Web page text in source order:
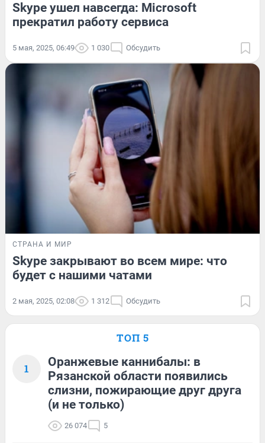
Skype ушел навсегда: Microsoft
прекратил работу сервиса
5 мая, 2025, 06:49 1 030 Обсудить
СТРАНА И МИР
Skype закрывают во всем мире: что
будет с нашими чатами
2 мая, 2025, 02:08 1 312 Обсудить
ТОП 5
1
Оранжевые каннибалы: в
Рязанской области появились
слизни, пожирающие друг друга
(и не только)
26 074 5